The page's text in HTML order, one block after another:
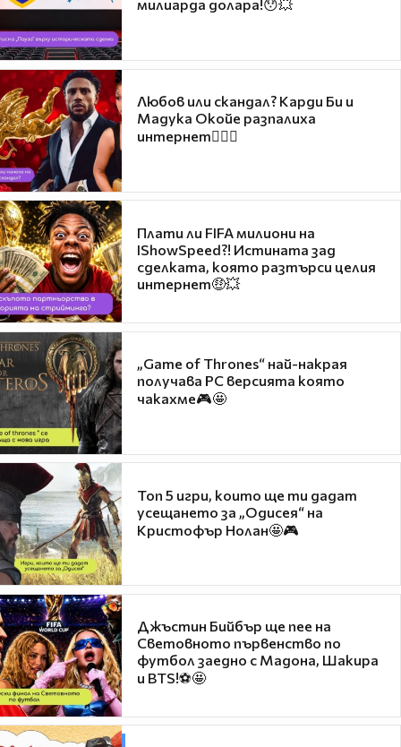
милиарда долара!😯💥
Любов или скандал? Карди Би и
Мадука Окойе разпалиха
интернет❤️‍🔥🔥
Плати ли FIFA милиони на
IShowSpeed?! Истината зад
сделката, която разтърси целия
интернет🤑💥
„Game of Thrones“ най-накрая
получава PC версията която
чакахме🎮🤩
Топ 5 игри, които ще ти дадат
усещането за „Одисея“ на
Кристофър Нолан🤩🎮
Джъстин Бийбър ще пее на
Световното първенство по
футбол заедно с Мадона, Шакира
и BTS!⚽🤩